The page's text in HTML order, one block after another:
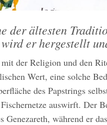
der ältesten
er hergestellt
der Religion und den
Wert, eine solche
des Papstrings
auswirft. Der
während er